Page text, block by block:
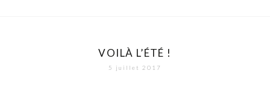
VOILÀ L’ÉTÉ !
5 juillet 2017